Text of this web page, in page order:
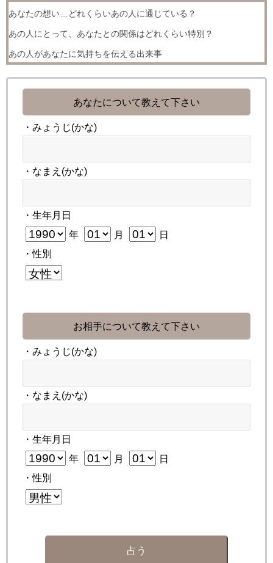
あなたの想い…どれくらいあの人に通じている？
あの人にとって、あなたとの関係はどれくらい特別？
あの人があなたに気持ちを伝える出来事
あなたについて教えて下さい
・みょうじ(かな)
・なまえ(かな)
・生年月日
年 月
日
・性別
お相手について教えて下さい
・みょうじ(かな)
・なまえ(かな)
・生年月日
年 月
日
・性別
占う